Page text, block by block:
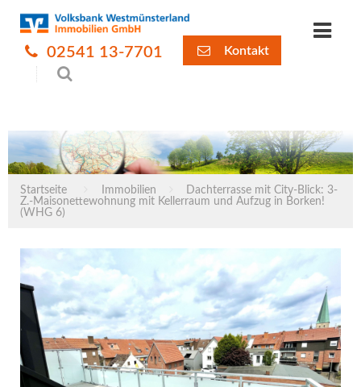
02541 13-7701 Kontakt
Startseite Immobilien
Dachterrasse mit City-Blick: 3-
Z.-Maisonettewohnung mit Kellerraum und Aufzug in Borken!
(WHG 6)